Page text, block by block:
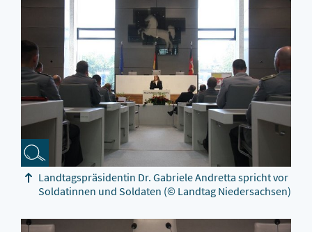
Landtagspräsidentin Dr. Gabriele Andretta spricht vor
Soldatinnen und Soldaten (© Landtag Niedersachsen)